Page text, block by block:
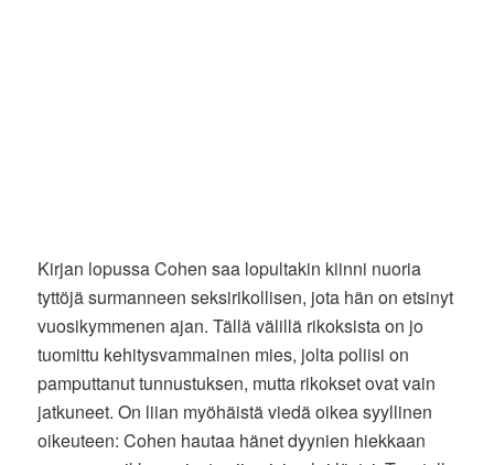
Kirjan lopussa Cohen saa lopultakin kiinni nuoria
tyttöjä surmanneen seksirikollisen, jota hän on etsinyt
vuosikymmenen ajan. Tällä välillä rikoksista on jo
tuomittu kehitysvammainen mies, jolta poliisi on
pamputtanut tunnustuksen, mutta rikokset ovat vain
jatkuneet. On liian myöhäistä viedä oikea syyllinen
oikeuteen: Cohen hautaa hänet dyynien hiekkaan